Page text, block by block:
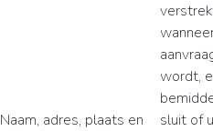
Naam, adres, plaats en
wordt,
sluit of